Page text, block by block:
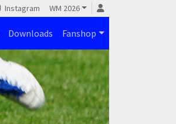
Instagram WM 2026
Downloads Fanshop